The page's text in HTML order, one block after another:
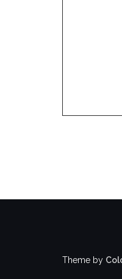
Theme by